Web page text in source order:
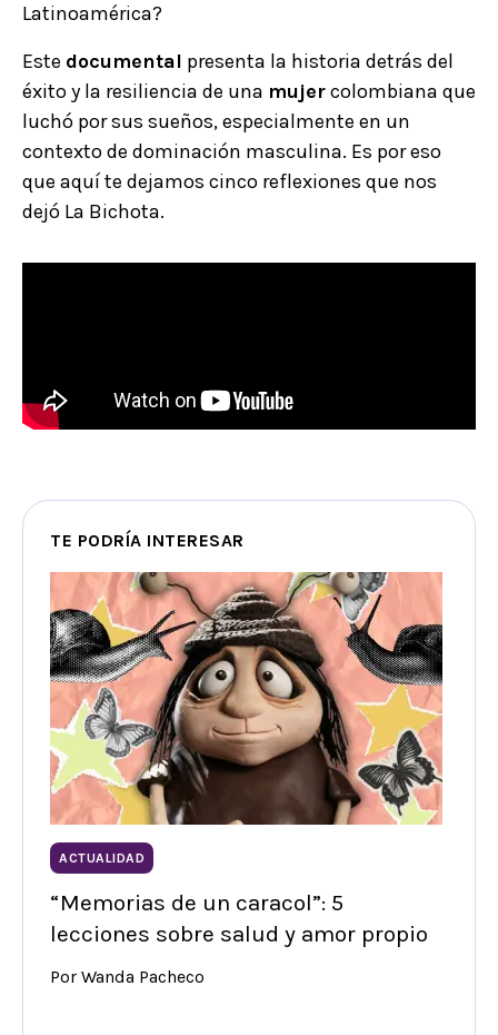
Latinoamérica?
Este documental presenta la historia detrás del
éxito y la resiliencia de una mujercolombiana que
luchó por sus sueños, especialmente en un
contexto de dominación masculina. Es por eso
que aquí te dejamos cinco reflexiones que nos
dejó La Bichota.
TE PODRÍA INTERESAR
ACTUALIDAD
“Memorias de un caracol”: 5
lecciones sobre salud y amor propio
Por Wanda Pacheco